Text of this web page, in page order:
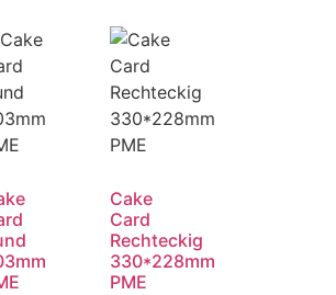
Cake
Card
Rechteckig
330*228mm
PME